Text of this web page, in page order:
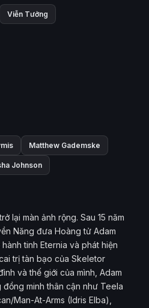
Viễn Tưởng
Matthew Gademske
Johnson
lại màn ảnh rộng. Sau 15 năm
Năng đưa Hoàng tử Adam
tinh Eternia và phát hiện
trị tàn bạo của Skeletor
và thế giới của mình, Adam
minh thân cận như Teela
Man-At-Arms (Idris Elba),